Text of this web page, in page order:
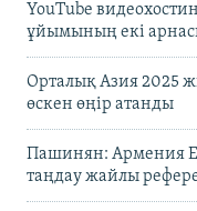
YouTube
ұйымының екі
Орталық Азия 2025
өскен өңір атанды
Пашинян: Армения
таңдау жайлы